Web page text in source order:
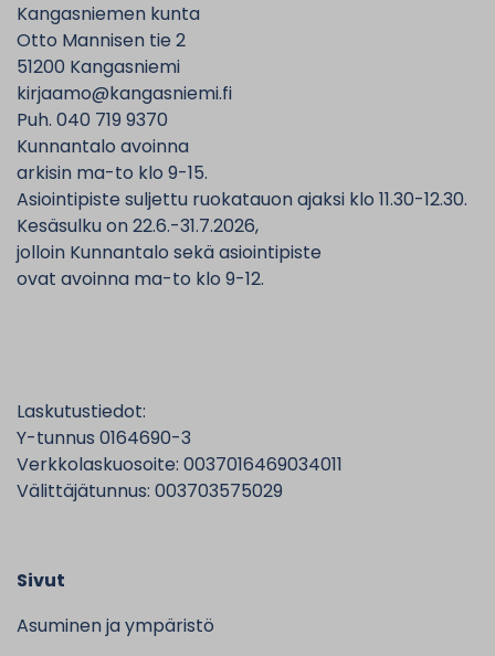
Kangasniemen kunta
Otto Mannisen tie 2
51200 Kangasniemi
kirjaamo@kangasniemi.fi
Puh. 040 719 9370
Kunnantalo avoinna
arkisin ma-to klo 9-15.
Asiointipiste suljettu ruokatauon ajaksi klo 11.30-12.30.
Kesäsulku on 22.6.-31.7.2026,
jolloin Kunnantalo sekä asiointipiste
ovat avoinna ma-to klo 9-12.
Laskutustiedot:
Y-tunnus 0164690-3
Verkkolaskuosoite: 0037016469034011
Välittäjätunnus: 003703575029
Sivut
Asuminen ja ympäristö